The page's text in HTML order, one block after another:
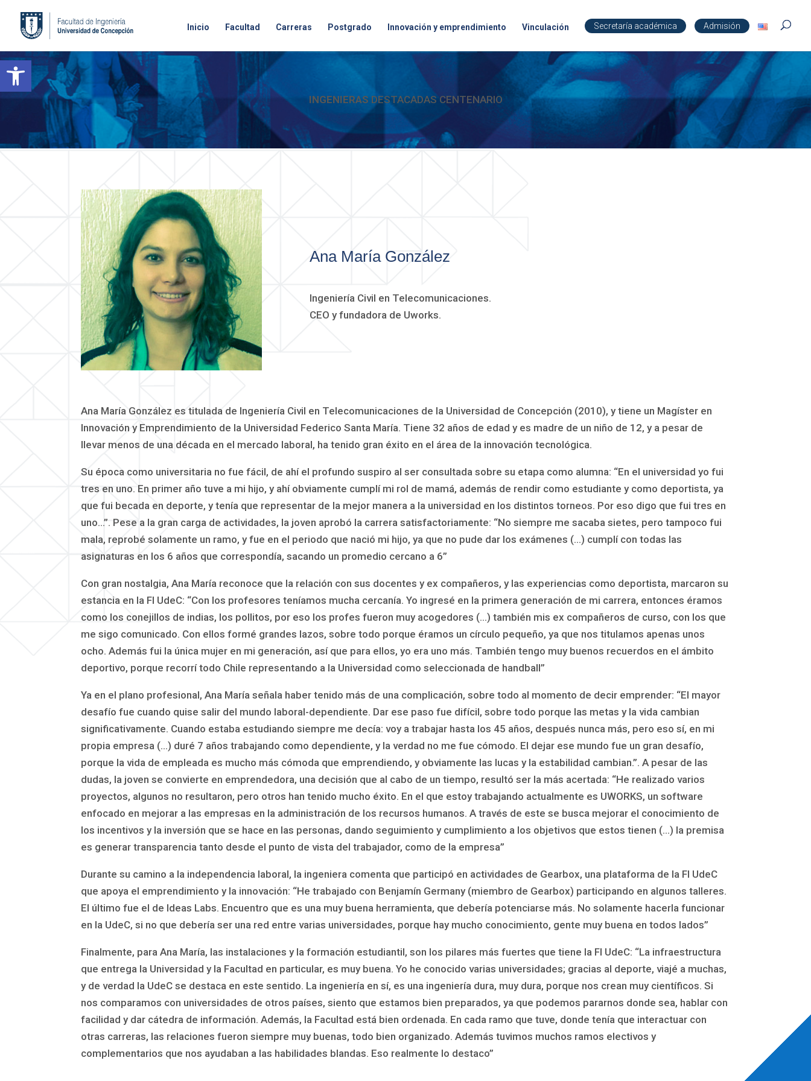
Open toolbar
Inicio Facultad Carreras Postgrado Innovación y emprendimiento Vinculación Secretaría académica Admisión
INGENIERAS DESTACADAS CENTENARIO
Ana María González
Ingeniería Civil en Telecomunicaciones.
CEO y fundadora de Uworks.
Ana María González es titulada de Ingeniería Civil en Telecomunicaciones de la Universidad de Concepción (2010), y tiene un Magíster en
Innovación y Emprendimiento de la Universidad Federico Santa María. Tiene 32 años de edad y es madre de un niño de 12, y a pesar de
llevar menos de una década en el mercado laboral, ha tenido gran éxito en el área de la innovación tecnológica.
Su época como universitaria no fue fácil, de ahí el profundo suspiro al ser consultada sobre su etapa como alumna: “En el universidad yo fui
tres en uno. En primer año tuve a mi hijo, y ahí obviamente cumplí mi rol de mamá, además de rendir como estudiante y como deportista, ya
que fui becada en deporte, y tenía que representar de la mejor manera a la universidad en los distintos torneos. Por eso digo que fui tres en
uno…”. Pese a la gran carga de actividades, la joven aprobó la carrera satisfactoriamente: “No siempre me sacaba sietes, pero tampoco fui
mala, reprobé solamente un ramo, y fue en el periodo que nació mi hijo, ya que no pude dar los exámenes (…) cumplí con todas las
asignaturas en los 6 años que correspondía, sacando un promedio cercano a 6”
Con gran nostalgia, Ana María reconoce que la relación con sus docentes y ex compañeros, y las experiencias como deportista, marcaron su
estancia en la FI UdeC: “Con los profesores teníamos mucha cercanía. Yo ingresé en la primera generación de mi carrera, entonces éramos
como los conejillos de indias, los pollitos, por eso los profes fueron muy acogedores (…) también mis ex compañeros de curso, con los que
me sigo comunicado. Con ellos formé grandes lazos, sobre todo porque éramos un círculo pequeño, ya que nos titulamos apenas unos
ocho. Además fui la única mujer en mi generación, así que para ellos, yo era uno más. También tengo muy buenos recuerdos en el ámbito
deportivo, porque recorrí todo Chile representando a la Universidad como seleccionada de handball”
Ya en el plano profesional, Ana María señala haber tenido más de una complicación, sobre todo al momento de decir emprender: “El mayor
desafío fue cuando quise salir del mundo laboral-dependiente. Dar ese paso fue difícil, sobre todo porque las metas y la vida cambian
significativamente. Cuando estaba estudiando siempre me decía: voy a trabajar hasta los 45 años, después nunca más, pero eso sí, en mi
propia empresa (…) duré 7 años trabajando como dependiente, y la verdad no me fue cómodo. El dejar ese mundo fue un gran desafío,
porque la vida de empleada es mucho más cómoda que emprendiendo, y obviamente las lucas y la estabilidad cambian.”. A pesar de las
dudas, la joven se convierte en emprendedora, una decisión que al cabo de un tiempo, resultó ser la más acertada: “He realizado varios
proyectos, algunos no resultaron, pero otros han tenido mucho éxito. En el que estoy trabajando actualmente es UWORKS, un software
enfocado en mejorar a las empresas en la administración de los recursos humanos. A través de este se busca mejorar el conocimiento de
los incentivos y la inversión que se hace en las personas, dando seguimiento y cumplimiento a los objetivos que estos tienen (…) la premisa
es generar transparencia tanto desde el punto de vista del trabajador, como de la empresa”
Durante su camino a la independencia laboral, la ingeniera comenta que participó en actividades de Gearbox, una plataforma de la FI UdeC
que apoya el emprendimiento y la innovación: “He trabajado con Benjamín Germany (miembro de Gearbox) participando en algunos talleres.
El último fue el de Ideas Labs. Encuentro que es una muy buena herramienta, que debería potenciarse más. No solamente hacerla funcionar
en la UdeC, si no que debería ser una red entre varias universidades, porque hay mucho conocimiento, gente muy buena en todos lados”
Finalmente, para Ana María, las instalaciones y la formación estudiantil, son los pilares más fuertes que tiene la FI UdeC: “La infraestructura
que entrega la Universidad y la Facultad en particular, es muy buena. Yo he conocido varias universidades; gracias al deporte, viajé a muchas,
y de verdad la UdeC se destaca en este sentido. La ingeniería en sí, es una ingeniería dura, muy dura, porque nos crean muy científicos. Si
nos comparamos con universidades de otros países, siento que estamos bien preparados, ya que podemos pararnos donde sea, hablar con
facilidad y dar cátedra de información. Además, la Facultad está bien ordenada. En cada ramo que tuve, donde tenía que interactuar con
otras carreras, las relaciones fueron siempre muy buenas, todo bien organizado. Además tuvimos muchos ramos electivos y
complementarios que nos ayudaban a las habilidades blandas. Eso realmente lo destaco”